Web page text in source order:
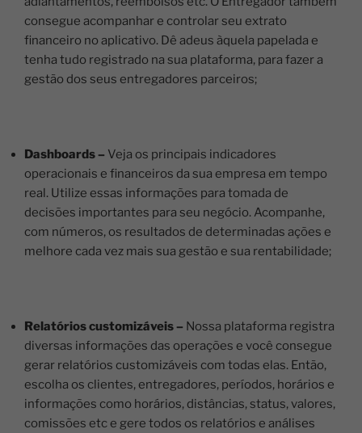
consegue acompanhar e controlar seu extrato
financeiro no aplicativo. Dê adeus àquela papelada e
tenha tudo registrado na sua plataforma, para fazer a
gestão dos seus entregadores parceiros;
Dashboards – Veja os principais indicadores
operacionais e financeiros da sua empresa em tempo
real. Utilize essas informações para tomada de
decisões importantes para seu negócio. Acompanhe,
com números, os resultados de determinadas ações e
melhore cada vez mais sua gestão e sua rentabilidade;
Relatórios customizáveis – Nossa plataforma registra
diversas informações das operações e você consegue
gerar relatórios customizáveis com todas elas. Então,
escolha os clientes, entregadores, períodos, horários e
informações como horários, distâncias, status, valores,
comissões etc e gere todos os relatórios e análises